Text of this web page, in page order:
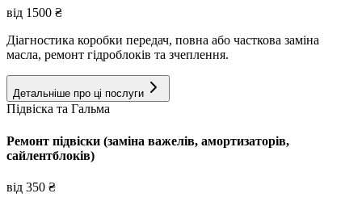
від 1500 ₴
Діагностика коробки передач, повна або часткова заміна
масла, ремонт гідроблоків та зчеплення.
Детальніше про ці послуги
Підвіска та Гальма
Ремонт підвіски (заміна важелів, амортизаторів,
сайлентблоків)
від 350 ₴